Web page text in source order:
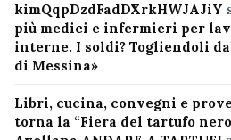
kimQqpDzdFadDXrkHWJAJiY
più medici e infermieri per
interne. I soldi? Togliendoli
di Messina»
Libri, cucina, convegni e
torna la “Fiera del tartufo